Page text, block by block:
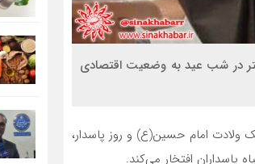
در شب عید به وضعیت اقتصادی
ولادت امام حسین(ع) و روز پاسدار،
پاسداران افتخار می‌کند.